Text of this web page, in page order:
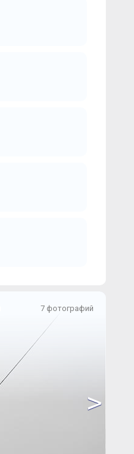
7 фотографий
>